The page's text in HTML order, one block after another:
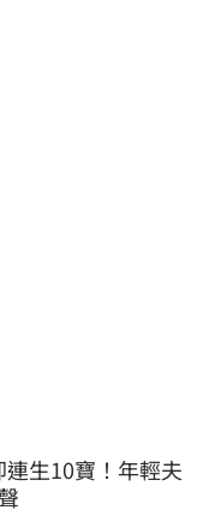
生10寶！年輕夫